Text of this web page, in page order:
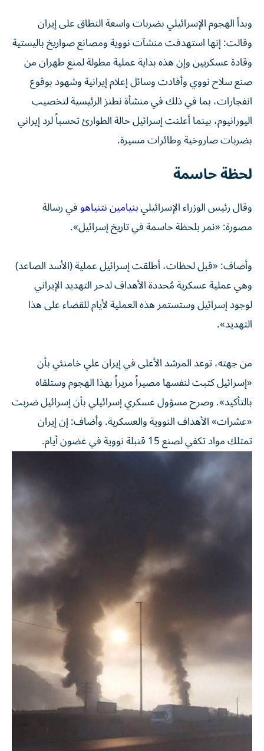
وبدأ الهجوم الإسرائيلي بضربات واسعة النطاق على إيران
وقالت: إنها استهدفت منشآت نووية ومصانع صواريخ باليستية
وقادة عسكريين وإن هذه بداية عملية مطولة لمنع طهران من
صنع سلاح نووي وأفادت وسائل إعلام إيرانية وشهود بوقوع
انفجارات، بما في ذلك في منشأة نطنز الرئيسية لتخصيب
اليورانيوم، بينما أعلنت إسرائيل حالة الطوارئ تحسباً لرد إيراني
بضربات صاروخية وطائرات مسيرة.
لحظة حاسمة
وقال رئيس الوزراء الإسرائيليبنيامين نتنياهوفي رسالة
مصورة: «نمر بلحظة حاسمة في تاريخ إسرائيل».
وأضاف: «قبل لحظات، أطلقت إسرائيل عملية (الأسد الصاعد)
وهي عملية عسكرية مُحددة الأهداف لدحر التهديد الإيراني
لوجود إسرائيل وستستمر هذه العملية لأيام للقضاء على هذا
التهديد».
من جهته، توعد المرشد الأعلى في إيران علي خامنئي بأن
«إسرائيل كتبت لنفسها مصيراً مريراً بهذا الهجوم وستلقاه
بالتأكيد». وصرح مسؤول عسكري إسرائيلي بأن إسرائيل ضربت
«عشرات» الأهداف النووية والعسكرية. وأضاف: إن إيران
تمتلك مواد تكفي لصنع 15 قنبلة نووية في غضون أيام.